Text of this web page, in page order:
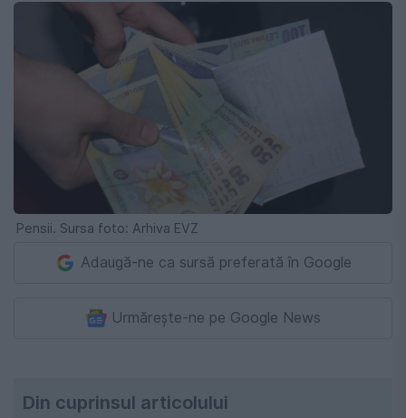
Pensii. Sursa foto: Arhiva EVZ
Adaugă-ne ca sursă preferată în Google
Urmărește-ne pe Google News
Din cuprinsul articolului